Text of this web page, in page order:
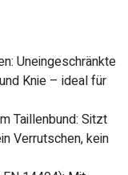
Uneingeschränkte
Knie – ideal für
Taillenbund: Sitzt
Verrutschen, kein